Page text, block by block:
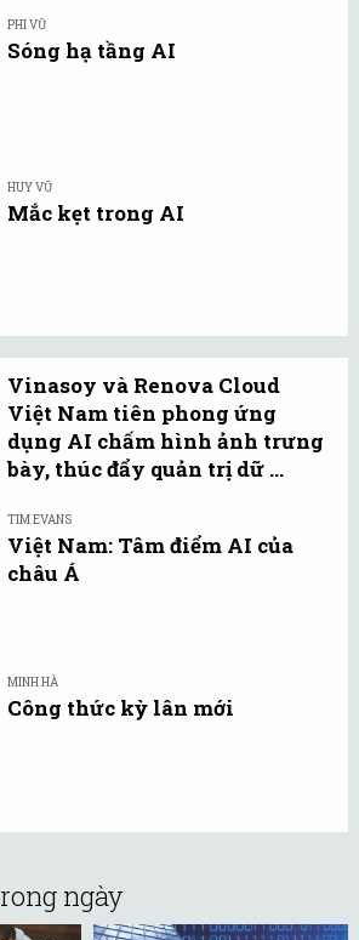
PHI VŨ
Sóng hạ tầng AI
HUY VŨ
Mắc kẹt trong AI
Vinasoy và Renova Cloud
Việt Nam tiên phong ứng
dụng AI chấm hình ảnh trưng
bày, thúc đẩy quản trị dữ ...
TIM EVANS
Việt Nam: Tâm điểm AI của
châu Á
MINH HÀ
Công thức kỳ lân mới
ngày